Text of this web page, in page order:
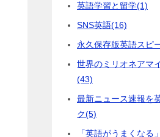
英語学習と留学(1)
SNS英語(16)
永久保存版英語スピ
世界のミリオネアマ
(43)
最新ニュース速報を
ク(5)
「英語がうまくなる